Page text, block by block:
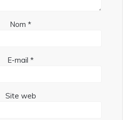
Nom *
E-mail *
Site web